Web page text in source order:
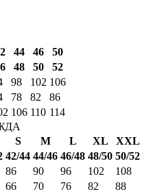
44 46
50
48 50
52
98 102 106
78 82
86
106 110 114
S M L XL
XXL
42/44 44/46 46/48 48/50 50/52
86 90 96 102
108
66 70 76 82
88